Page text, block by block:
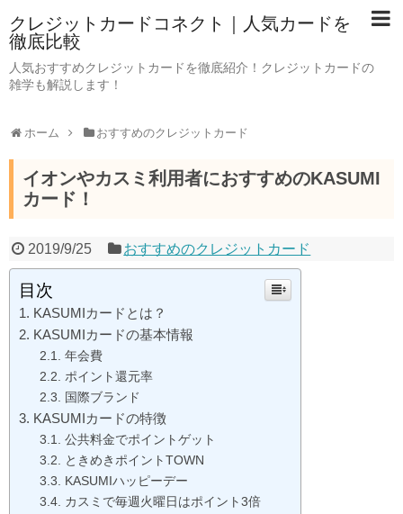
クレジットカードコネクト｜人気カードを
徹底比較
人気おすすめクレジットカードを徹底紹介！クレジットカードの
雑学も解説します！
ホーム おすすめのクレジットカード
イオンやカスミ利用者におすすめのKASUMI
カード！
2019/9/25 おすすめのクレジットカード
目次
KASUMIカードとは？
KASUMIカードの基本情報
年会費
ポイント還元率
国際ブランド
KASUMIカードの特徴
公共料金でポイントゲット
ときめきポイントTOWN
KASUMIハッピーデー
カスミで毎週火曜日はポイント3倍